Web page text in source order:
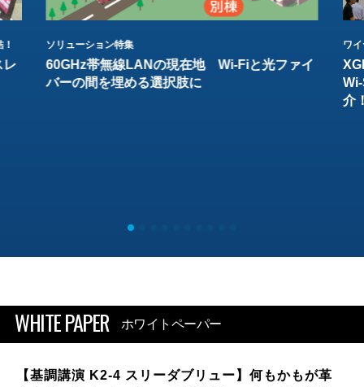
レ
ソリューション特集
60GHz帯無線LANの現在地 Wi-Fiと光ファイ
バーの間を埋める選択肢に
ワ
介
WHITE PAPER ホワイトペーパー
【基調講演 K2-4 スリーダブリュー】何もかもが革